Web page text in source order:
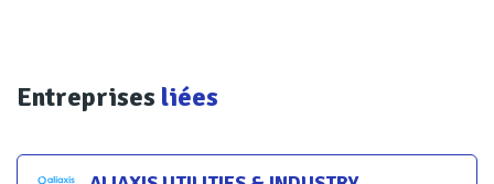
Entreprises liées